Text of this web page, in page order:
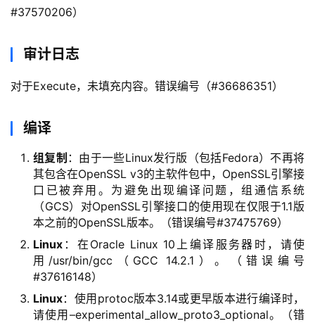
#37570206）
审计日志
对于Execute，未填充内容。错误编号（#36686351）
编译
组复制 ：由于一些Linux发行版（包括Fedora）不再将
其包含在OpenSSL v3的主软件包中，OpenSSL引擎接
口已被弃用。为避免出现编译问题，组通信系统
（GCS）对OpenSSL引擎接口的使用现在仅限于1.1版
本之前的OpenSSL版本。（错误编号#37475769）
Linux ：在Oracle Linux 10上编译服务器时，请使
用/usr/bin/gcc（GCC 14.2.1）。（错误编号
#37616148）
Linux：使用protoc版本3.14或更早版本进行编译时，
请使用–experimental_allow_proto3_optional。（错